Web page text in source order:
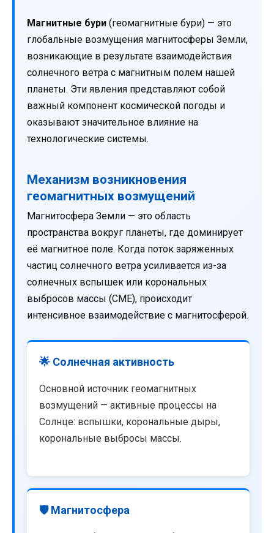
Магнитные бури (геомагнитные бури) — это
глобальные возмущения магнитосферы Земли,
возникающие в результате взаимодействия
солнечного ветра с магнитным полем нашей
планеты. Эти явления представляют собой
важный компонент космической погоды и
оказывают значительное влияние на
технологические системы.
Механизм возникновения
геомагнитных возмущений
Магнитосфера Земли — это область
пространства вокруг планеты, где доминирует
её магнитное поле. Когда поток заряженных
частиц солнечного ветра усиливается из-за
солнечных вспышек или корональных
выбросов массы (CME), происходит
интенсивное взаимодействие с магнитосферой.
🌟 Солнечная активность
Основной источник геомагнитных
возмущений — активные процессы на
Солнце: вспышки, корональные дыры,
корональные выбросы массы.
🛡️ Магнитосфера